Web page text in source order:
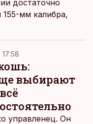
достаточно
мм калибра,
17:58
выбирают
управленец. Он